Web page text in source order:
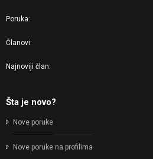
Poruka
Članovi
Najnoviji član
Šta je novo?
Nove poruke
Nove poruke na profilima